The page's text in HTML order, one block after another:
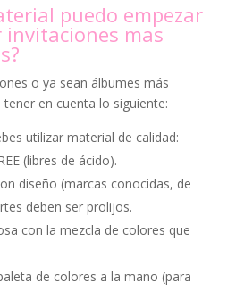
puedo empezar
mas
o ya sean álbumes más
en cuenta lo siguiente:
utilizar material de calidad:
(libres de ácido).
diseño (marcas conocidas, de
deben ser prolijos.
con la mezcla de colores que
de colores a la mano (para